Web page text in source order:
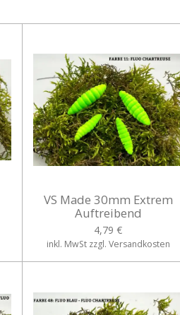
VS Made 30mm Extrem
Auftreibend
4,79 €
inkl. MwSt zzgl. Versandkosten